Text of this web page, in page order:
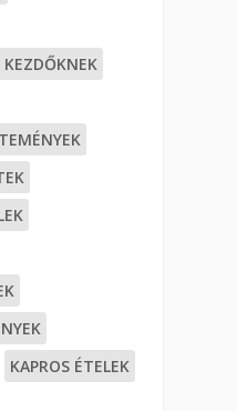
KEZDŐKNEK
KAPROS ÉTELEK